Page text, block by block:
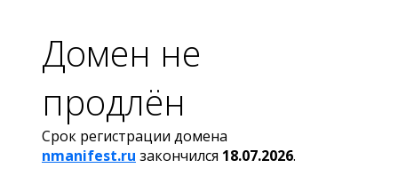
Домен не
продлён
Срок регистрации домена
nmanifest.ru закончился 18.07.2026.